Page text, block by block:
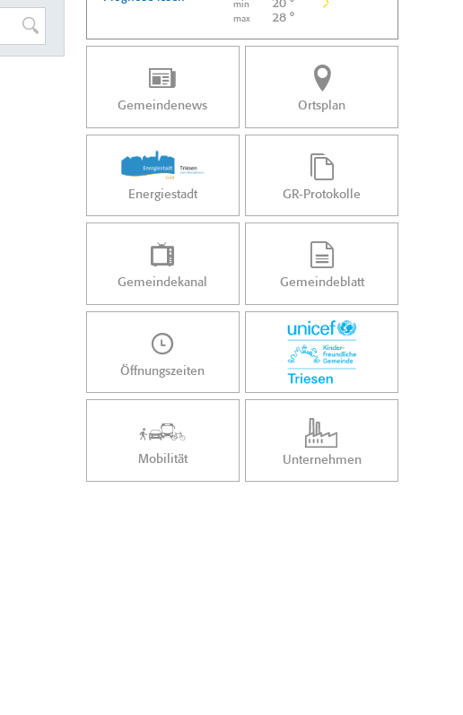
min 20 °
max 28 °
Gemeindenews Ortsplan
Energiestadt GR-Protokolle
Gemeindekanal Gemeindeblatt
Öffnungszeiten
Mobilität Unternehmen